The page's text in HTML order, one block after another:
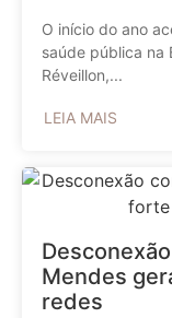
O início do ano
saúde pública na
Réveillon,...
LEIA MAIS
Mendes
redes